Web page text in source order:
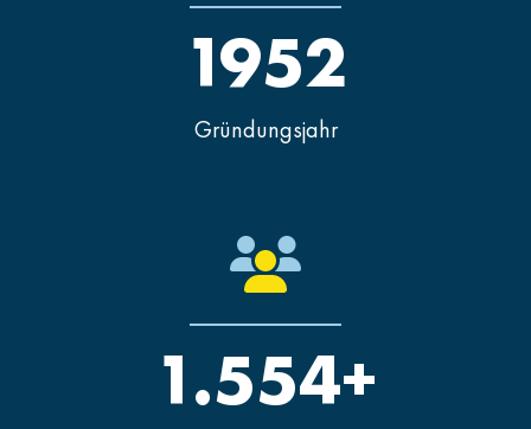
Gründungsjahr
1952
1.554+